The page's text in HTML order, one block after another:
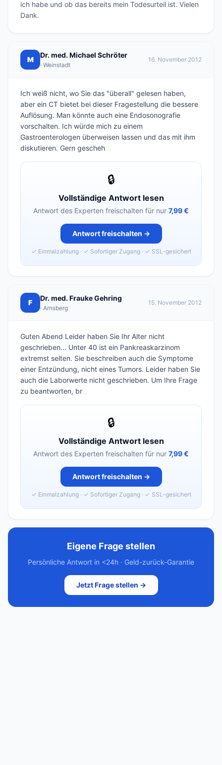
ich habe und ob das bereits mein Todesurteil ist. Vielen
Dank.
M
Dr. med. Michael Schröter
· Weinstadt
16. November 2012
Ich weiß nicht, wo Sie das "überall" gelesen haben,
aber ein CT bietet bei dieser Fragestellung die bessere
Auflösung. Man könnte auch eine Endosonografie
vorschalten. Ich würde mich zu einem
Gastroenterologen überweisen lassen und das mit ihm
diskutieren. Gern gescheh...
🔒
Vollständige Antwort lesen
Antwort des Experten freischalten für nur 7,99 €
Antwort freischalten →
✓ Einmalzahlung · ✓ Sofortiger Zugang · ✓ SSL-gesichert
F
Dr. med. Frauke Gehring
· Arnsberg
15. November 2012
Guten Abend Leider haben Sie Ihr Alter nicht
geschrieben... Unter 40 ist ein Pankreaskarzinom
extremst selten. Sie beschreiben auch die Symptome
einer Entzündung, nicht eines Tumors. Leider haben Sie
auch die Laborwerte nicht geschrieben. Um Ihre Frage
zu beantworten, br...
🔒
Vollständige Antwort lesen
Antwort des Experten freischalten für nur 7,99 €
Antwort freischalten →
✓ Einmalzahlung · ✓ Sofortiger Zugang · ✓ SSL-gesichert
Eigene Frage stellen
Persönliche Antwort in <24h · Geld-zurück-Garantie
Jetzt Frage stellen →